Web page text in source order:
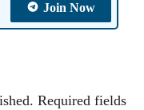
Join Now
Required fields